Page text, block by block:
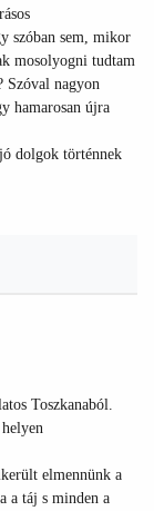
szóban sem, mikor
mosolyogni tudtam
Szóval nagyon
hamarosan újra
dolgok történnek
Toszkanaból.
elmennünk a
a táj s minden a